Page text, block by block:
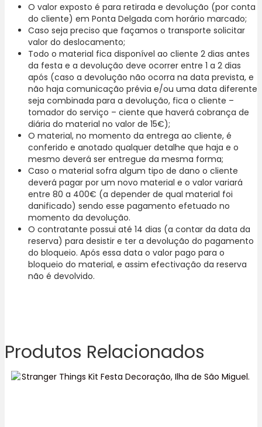
O valor exposto é para retirada e devolução (por conta
do cliente) em Ponta Delgada com horário marcado;
Caso seja preciso que façamos o transporte solicitar
valor do deslocamento;
Todo o material fica disponível ao cliente 2 dias antes
da festa e a devolução deve ocorrer entre 1 a 2 dias
após (caso a devolução não ocorra na data prevista, e
não haja comunicação prévia e/ou uma data diferente
seja combinada para a devolução, fica o cliente –
tomador do serviço – ciente que haverá cobrança de
diária do material no valor de 15€);
O material, no momento da entrega ao cliente, é
conferido e anotado qualquer detalhe que haja e o
mesmo deverá ser entregue da mesma forma;
Caso o material sofra algum tipo de dano o cliente
deverá pagar por um novo material e o valor variará
entre 80 a 400€ (a depender de qual material foi
danificado) sendo esse pagamento efetuado no
momento da devolução.
O contratante possui até 14 dias (a contar da data da
reserva) para desistir e ter a devolução do pagamento
do bloqueio. Após essa data o valor pago para o
bloqueio do material, e assim efectivação da reserva
não é devolvido.
Produtos Relacionados